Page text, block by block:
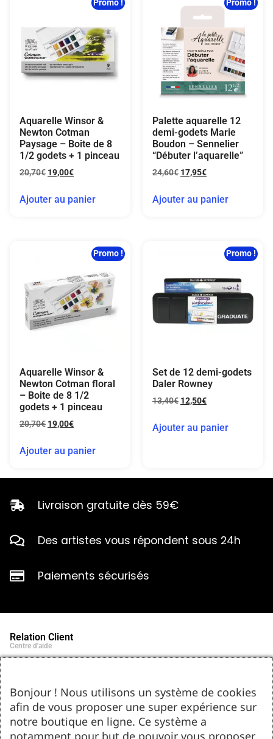
Promo !
Aquarelle Winsor &
Newton Cotman
Paysage – Boite de 8
1/2 godets + 1 pinceau
20,70€ 19,00€
Ajouter au panier
Promo !
Palette aquarelle 12
demi-godets Marie
Boudon – Sennelier
“Débuter l’aquarelle”
24,60€ 17,95€
Ajouter au panier
Promo !
Aquarelle Winsor &
Newton Cotman floral
– Boite de 8 1/2
godets + 1 pinceau
20,70€ 19,00€
Ajouter au panier
Promo !
Set de 12 demi-godets
Daler Rowney
13,40€ 12,50€
Ajouter au panier
Livraison gratuite dès 59€
Des artistes vous répondent sous 24h
Paiements sécurisés
Relation Client
Centre d'aide
Contact
Tel : 05.55.75.03.00
Email : contact@bozar-passion.com
Bozar Passion SARL
1 allée Louis Breguet
87220 Feytiat
Bonjour ! Nous utilisons un système de cookies
afin de vous proposer une super expérience sur
notre boutique en ligne. Ce système a
notamment pour but de pouvoir vous proposer